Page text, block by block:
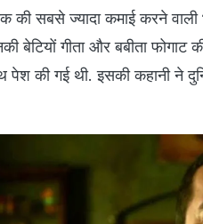
सबसे ज्यादा कमाई करने वाली
बेटियों गीता और बबीता
की गई थी. इसकी कहानी ने